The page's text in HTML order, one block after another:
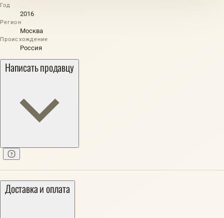
Год
2016
Регион
Москва
Происхождение
Россия
Написать продавцу
Доставка и оплата